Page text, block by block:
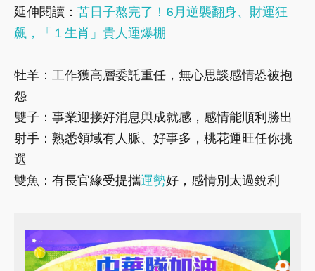
延伸閱讀： 苦日子熬完了！6月逆襲翻身、財運狂
飆，「１生肖」貴人運爆棚
牡羊：工作獲高層委託重任，無心思談感情恐被抱
怨
雙子：事業迎接好消息與成就感，感情能順利勝出
射手：熟悉領域有人脈、好事多，桃花運旺任你挑
選
雙魚：有長官緣受提攜運勢好，感情別太過銳利